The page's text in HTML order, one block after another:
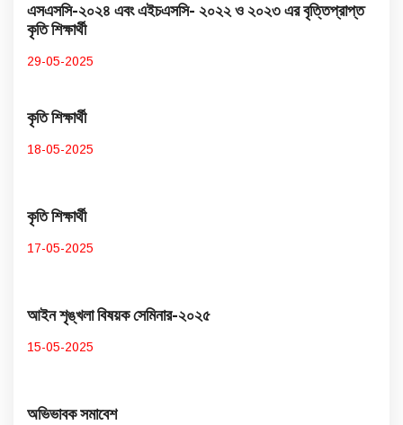
এসএসসি-২০২৪ এবং এইচএসসি- ২০২২ ও ২০২৩ এর বৃত্তিপ্রাপ্ত
কৃতি শিক্ষার্থী
29-05-2025
কৃতি শিক্ষার্থী
18-05-2025
কৃতি শিক্ষার্থী
17-05-2025
আইন শৃঙ্খলা বিষয়ক সেমিনার-২০২৫
15-05-2025
অভিভাবক সমাবেশ